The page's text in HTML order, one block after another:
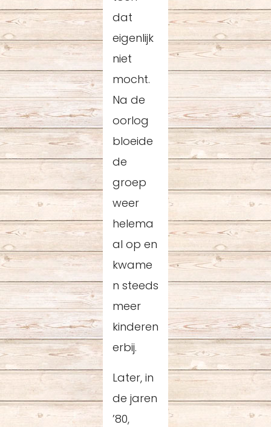
dat
eigenlijk
niet
mocht.
Na de
oorlog
bloeide
de
groep
weer
helema
al op en
kwame
n steeds
meer
kinderen
erbij.
Later, in
de jaren
’80,